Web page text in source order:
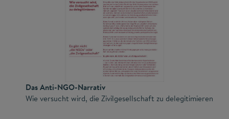
Das Anti-NGO-Narrativ
Wie versucht wird, die Zivilgesellschaft zu delegitimieren